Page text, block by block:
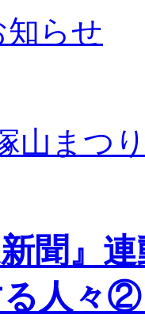
らせ
山まつ
新聞
る人